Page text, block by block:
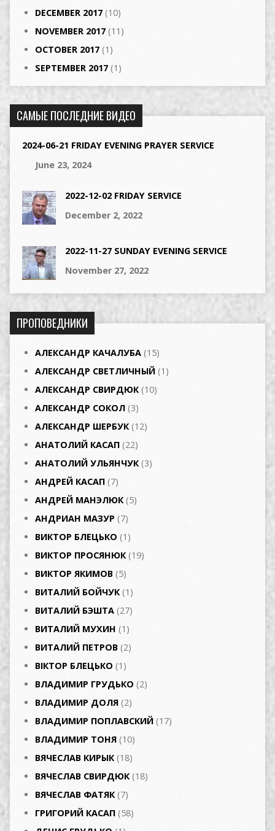
DECEMBER 2017 (10)
NOVEMBER 2017 (11)
OCTOBER 2017 (1)
SEPTEMBER 2017 (1)
САМЫЕ ПОСЛЕДНИЕ ВИДЕО
2024-06-21 FRIDAY EVENING PRAYER SERVICE
June 23, 2024
2022-12-02 FRIDAY SERVICE
December 2, 2022
2022-11-27 SUNDAY EVENING SERVICE
November 27, 2022
ПРОПОВЕДНИКИ
АЛЕКСАНДР КАЧАЛУБА (15)
АЛЕКСАНДР СВЕТЛИЧНЫЙ (1)
АЛЕКСАНДР СВИРДЮК (10)
АЛЕКСАНДР СОКОЛ (3)
АЛЕКСАНДР ШЕРБУК (12)
АНАТОЛИЙ КАСАП (22)
АНАТОЛИЙ УЛЬЯНЧУК (3)
АНДРЕЙ КАСАП (7)
АНДРЕЙ МАНЭЛЮК (5)
АНДРИАН МАЗУР (7)
ВИКТОР БЛЕЦЬКО (1)
ВИКТОР ПРОСЯНЮК (19)
ВИКТОР ЯКИМОВ (5)
ВИТАЛИЙ БОЙЧУК (1)
ВИТАЛИЙ БЭШТА (27)
ВИТАЛИЙ МУХИН (1)
ВИТАЛИЙ ПЕТРОВ (2)
ВІКТОР БЛЕЦЬКО (1)
ВЛАДИМИР ГРУДЬКО (2)
ВЛАДИМИР ДОЛЯ (2)
ВЛАДИМИР ПОПЛАВСКИЙ (17)
ВЛАДИМИР ТОНЯ (10)
ВЯЧЕСЛАВ КИРЫК (18)
ВЯЧЕСЛАВ СВИРДЮК (18)
ВЯЧЕСЛАВ ФАТЯК (7)
ГРИГОРИЙ КАСАП (58)